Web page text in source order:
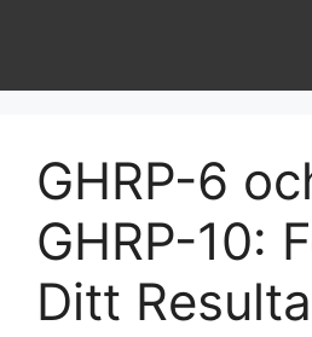
GHRP-6
GHRP-10:
Ditt